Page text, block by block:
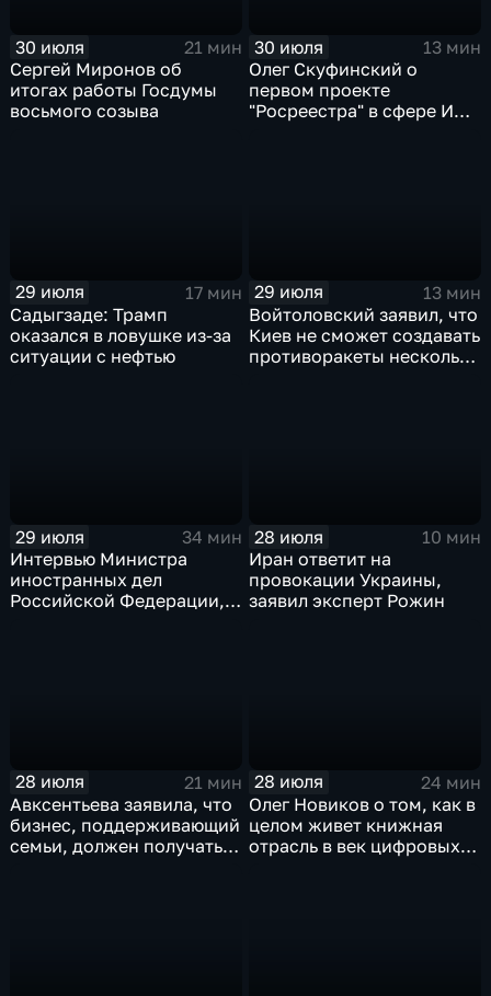
30 июля
21 мин
Сергей Миронов об
итогах работы Госдумы
восьмого созыва
30 июля
13 мин
Олег Скуфинский о
первом проекте
"Росреестра" в сфере ИИ
29 июля
17 мин
Садыгзаде: Трамп
оказался в ловушке из-за
ситуации с нефтью
29 июля
13 мин
Войтоловский заявил, что
Киев не сможет создавать
противоракеты несколько
29 июля
34 мин
Интервью Министра
иностранных дел
Российской Федерации,
28 июля
10 мин
Иран ответит на
провокации Украины,
заявил эксперт Рожин
28 июля
21 мин
Авксентьева заявила, что
бизнес, поддерживающий
семьи, должен получать
28 июля
24 мин
Олег Новиков о том, как в
целом живет книжная
отрасль в век цифровых